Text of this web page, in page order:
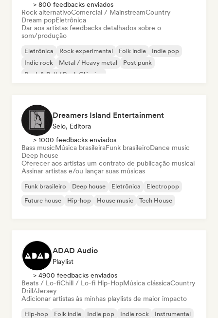
> 800 feedbacks enviados
Rock alternativoComercial / MainstreamCountry
Dream popEletrônica
Dar aos artistas feedbacks detalhados sobre o
som/produção
Eletrônica Rock experimental Folk indie
Indie pop
Indie rock
Metal / Heavy metal
Post punk
Rock & Roll / Rock Clássico
Dreamers Island Entertainment
Selo, Editora
> 1000 feedbacks enviados
Bass musicMúsica brasileiraFunk brasileiroDance music
Deep house
Oferecer aos artistas um contrato de publicação musical
Assinar artistas e/ou lançar suas músicas
Funk brasileiro Deep house Eletrônica
Electropop
Future house
Hip-hop House music Tech House
ADAD Audio
Playlist
> 4900 feedbacks enviados
Beats / Lo-fiChill / Lo-fi Hip-HopMúsica clássicaCountry
Drill/Jersey
Adicionar artistas às minhas playlists de maior impacto
Hip-hop Folk indie Indie pop Indie rock
Instrumental